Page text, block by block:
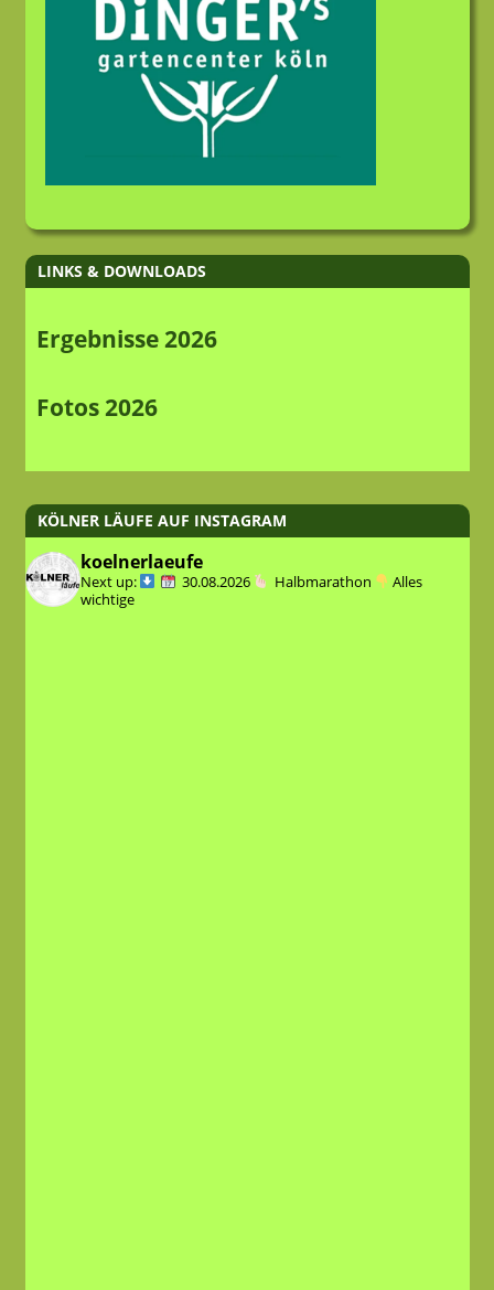
LINKS & DOWNLOADS
Ergebnisse 2026
Fotos 2026
KÖLNER LÄUFE AUF INSTAGRAM
koelnerlaeufe
Next up: 30.08.2026 Halbmarathon
Alles
wichtige